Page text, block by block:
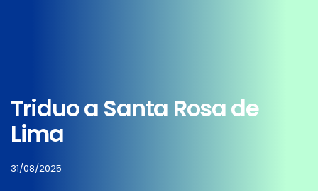
Triduo a Santa Rosa de
Lima
31/08/2025